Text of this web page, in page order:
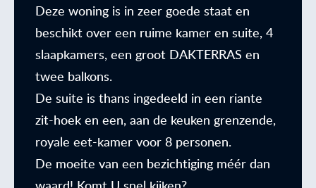
Deze woning is in zeer goede staat en
beschikt over een ruime kamer en suite, 4
slaapkamers, een groot DAKTERRAS en
twee balkons.
De suite is thans ingedeeld in een riante
zit-hoek en een, aan de keuken grenzende,
royale eet-kamer voor 8 personen.
De moeite van een bezichtiging méér dan